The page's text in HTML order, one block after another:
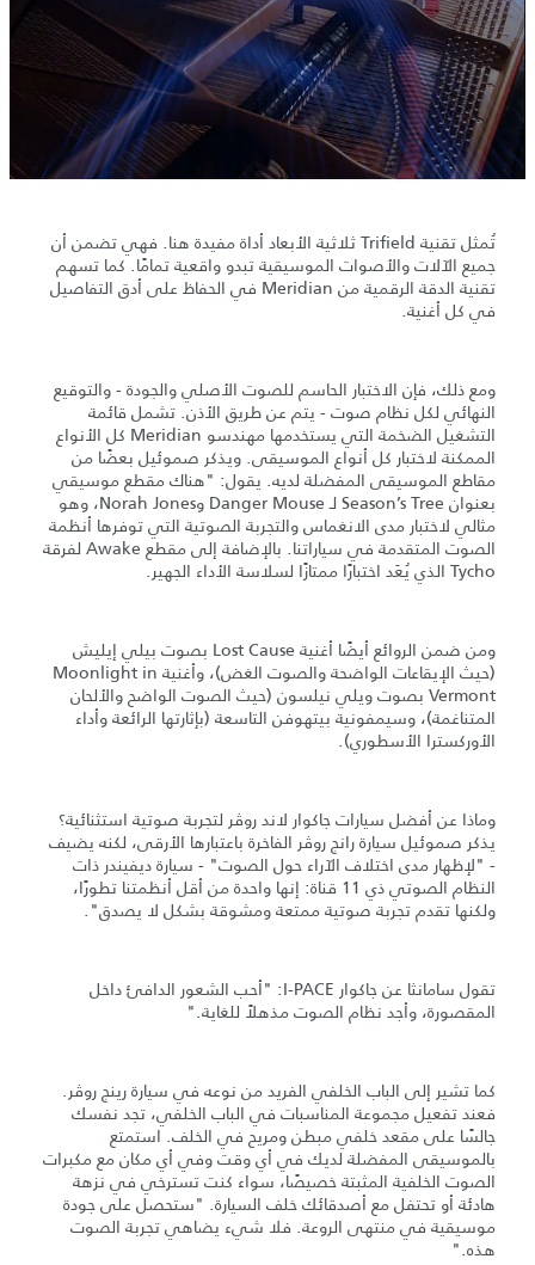
تُمثل تقنية Trifield ثلاثية الأبعاد أداة مفيدة هنا. فهي تضمن أن
جميع الآلات والأصوات الموسيقية تبدو واقعية تمامًا. كما تسهم
تقنية الدقة الرقمية من Meridian في الحفاظ على أدق التفاصيل
في كل أغنية.
ومع ذلك، فإن الاختبار الحاسم للصوت الأصلي والجودة - والتوقيع
النهائي لكل نظام صوت - يتم عن طريق الأذن. تشمل قائمة
التشغيل الضخمة التي يستخدمها مهندسو Meridian كل الأنواع
الممكنة لاختبار كل أنواع الموسيقى. ويذكر صموئيل بعضًا من
مقاطع الموسيقى المفضلة لديه. يقول: "هناك مقطع موسيقي
بعنوان Season’s Tree لـ Danger Mouse وNorah Jones، وهو
مثالي لاختبار مدى الانغماس والتجربة الصوتية التي توفرها أنظمة
الصوت المتقدمة في سياراتنا. بالإضافة إلى مقطع Awake لفرقة
Tycho الذي يُعَد اختبارًا ممتازًا لسلاسة الأداء الجهير.
ومن ضمن الروائع أيضًا أغنية Lost Cause بصوت بيلي إيليش
(حيث الإيقاعات الواضحة والصوت الغض)، وأغنية Moonlight in
Vermont بصوت ويلي نيلسون (حيث الصوت الواضح والألحان
المتناغمة)، وسيمفونية بيتهوفن التاسعة (بإثارتها الرائعة وأداء
الأوركسترا الأسطوري).
وماذا عن أفضل سيارات جاكوار لاند روڤر لتجربة صوتية استثنائية؟
يذكر صموئيل سيارة رانج روڤر الفاخرة باعتبارها الأرقى، لكنه يضيف
- "لإظهار مدى اختلاف الآراء حول الصوت" - سيارة ديفيندر ذات
النظام الصوتي ذي 11 قناة: إنها واحدة من أقل أنظمتنا تطورًا،
ولكنها تقدم تجربة صوتية ممتعة ومشوقة بشكل لا يصدق".
تقول سامانثا عن جاكوار I-PACE: "أحب الشعور الدافئ داخل
المقصورة، وأجد نظام الصوت مذهلاً للغاية."
كما تشير إلى الباب الخلفي الفريد من نوعه في سيارة رينج روڤر.
فعند تفعيل مجموعة المناسبات في الباب الخلفي، تجد نفسك
جالسًا على مقعد خلفي مبطن ومريح في الخلف. استمتع
بالموسيقى المفضلة لديك في أي وقت وفي أي مكان مع مكبرات
الصوت الخلفية المثبتة خصيصًا، سواء كنت تسترخي في نزهة
هادئة أو تحتفل مع أصدقائك خلف السيارة. "ستحصل على جودة
موسيقية في منتهى الروعة. فلا شيء يضاهي تجربة الصوت
هذه."